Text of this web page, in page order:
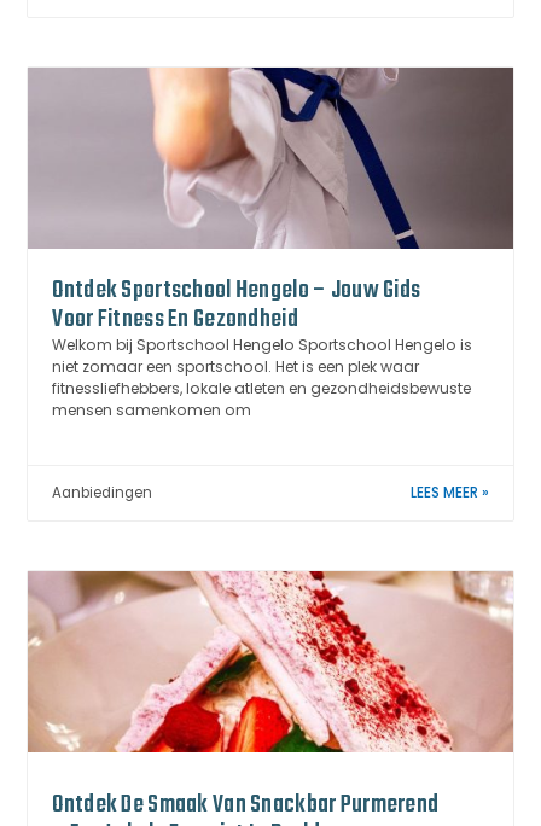
Ontdek Sportschool Hengelo – Jouw Gids
Voor Fitness En Gezondheid
Welkom bij Sportschool Hengelo Sportschool Hengelo is
niet zomaar een sportschool. Het is een plek waar
fitnessliefhebbers, lokale atleten en gezondheidsbewuste
mensen samenkomen om
Aanbiedingen LEES MEER »
Ontdek De Smaak Van Snackbar Purmerend